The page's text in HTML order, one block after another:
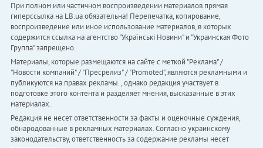
При полном или частичном воспроизведении материалов прямая
гиперссылка на LB.ua обязательна! Перепечатка, копирование,
воспроизведение или иное использование материалов, в которых
содержится ссылка на агентство "Українськi Новини" и "Украинская Фото
Группа" запрещено.
Материалы, которые размещаются на сайте с меткой "Реклама" /
"Новости компаний" / "Пресрелиз" / "Promoted", являются рекламными и
публикуются на правах рекламы. , однако редакция участвует в
подготовке этого контента и разделяет мнения, высказанные в этих
материалах.
Редакция не несет ответственности за факты и оценочные суждения,
обнародованные в рекламных материалах. Согласно украинскому
законодательству, ответственность за содержание рекламы несет